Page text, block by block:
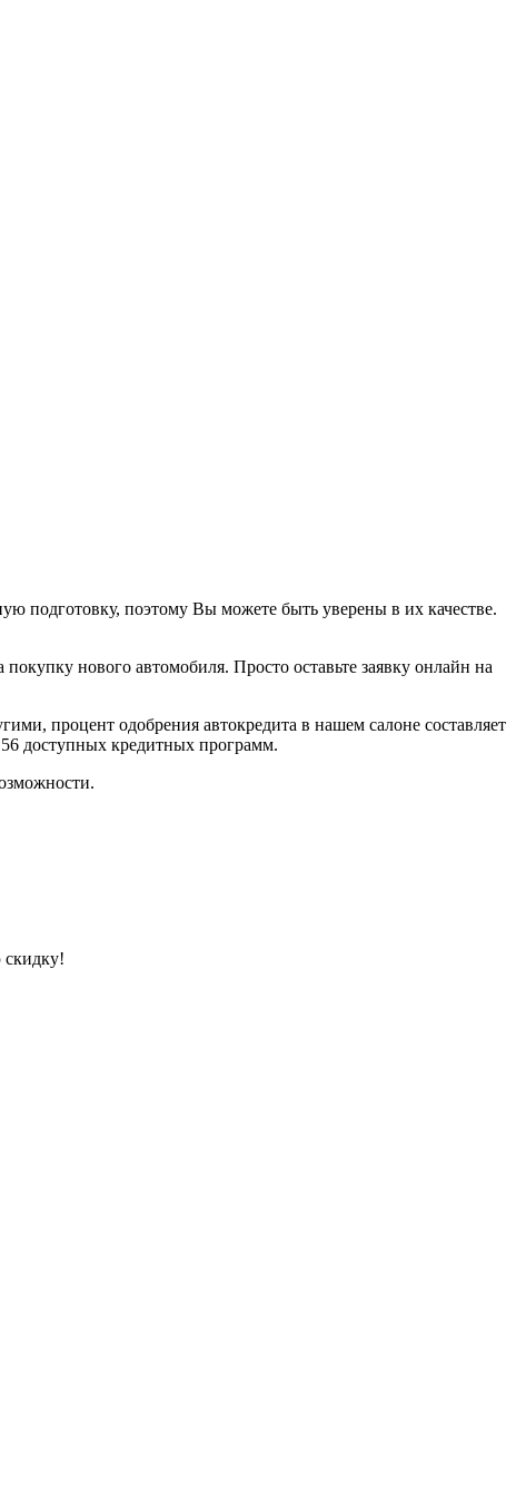
подготовку, поэтому Вы можете быть уверены в их качестве.
нового автомобиля. Просто оставьте заявку онлайн на
процент одобрения автокредита в нашем салоне составляет
доступных кредитных программ.
скидку!